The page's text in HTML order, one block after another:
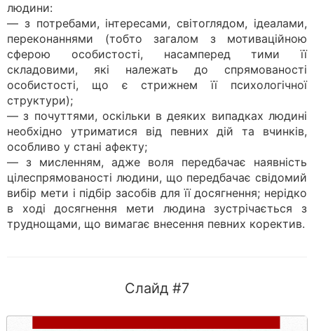
людини:
— з потребами, інтересами, світоглядом, ідеалами,
переконаннями (тобто загалом з мотиваційною
сферою особистості, насамперед тими її
складовими, які належать до спрямованості
особистості, що є стрижнем її психологічної
структури);
— з почуттями, оскільки в деяких випадках людині
необхідно утриматися від певних дій та вчинків,
особливо у стані афекту;
— з мисленням, адже воля передбачає наявність
цілеспрямованості людини, що передбачає свідомий
вибір мети і підбір засобів для її досягнення; нерідко
в ході досягнення мети людина зустрічається з
труднощами, що вимагає внесення певних коректив.
Слайд #7